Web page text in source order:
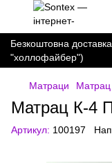
Безкоштовна
"холлофайбер")
Матраци
Матрац К-4
Артикул: 100197